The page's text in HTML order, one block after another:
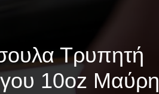
Τρυπητή
10oz Μαύρη